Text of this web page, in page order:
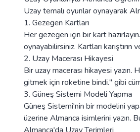
Uzay temalı oyunlar oynayarak
1. Gezegen Kartları
Her gezegen için bir kart
oynayabilirsiniz. Kartları
2. Uzay Macerası Hikayesi
Bir uzay macerası hikayesi
gitmek için roketine bindi." gibi
3. Güneş Sistemi Modeli Yapma
Güneş Sistemi'nin bir modelini
üzerine Almanca isimlerini yazın.